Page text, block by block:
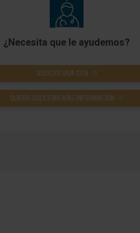
¿Necesita que le ayudemos?
SOLICITE UNA CITA
QUIERO SOLICITAR MÁS INFORMACIÓN